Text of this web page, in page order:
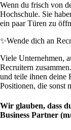
Wenn du frisch von
Hochschule. Sie
ein paar Türen zu
✨Wende dich an
Viele Unternehmen,
Recruitern
und teile ihnen deine
Positionen, die sonst
Wir glauben, dass
Business Partner